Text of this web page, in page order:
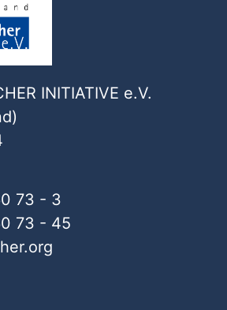
INITIATIVE e.V.
73 - 3
73 - 45
org